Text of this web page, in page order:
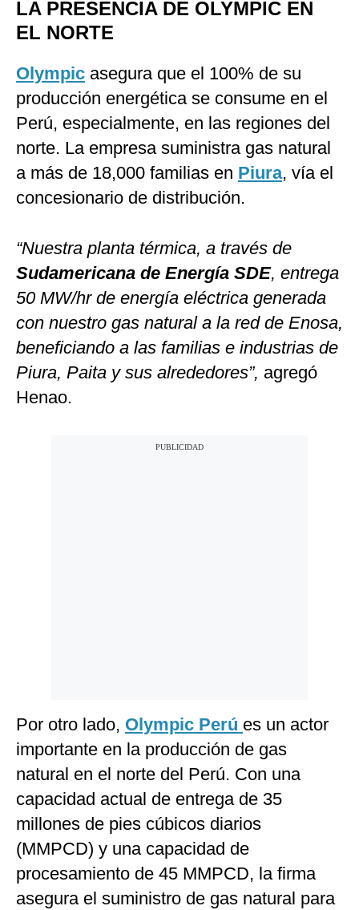
LA PRESENCIA DE OLYMPIC EN
EL NORTE
Olympic asegura que el 100% de su
producción energética se consume en el
Perú, especialmente, en las regiones del
norte. La empresa suministra gas natural
a más de 18,000 familias en Piura, vía el
concesionario de distribución.
“Nuestra planta térmica, a través de
Sudamericana de Energía SDE, entrega
50 MW/hr de energía eléctrica generada
con nuestro gas natural a la red de Enosa,
beneficiando a las familias e industrias de
Piura, Paita y sus alrededores”, agregó
Henao.
Por otro lado, Olympic Perú es un actor
importante en la producción de gas
natural en el norte del Perú. Con una
capacidad actual de entrega de 35
millones de pies cúbicos diarios
(MMPCD) y una capacidad de
procesamiento de 45 MMPCD, la firma
asegura el suministro de gas natural para